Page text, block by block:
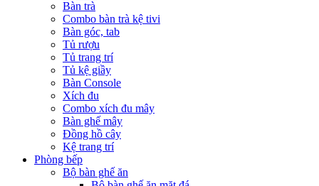
Bàn trà
Combo bàn trà kệ tivi
Bàn góc, tab
Tủ rượu
Tủ trang trí
Tủ kệ giầy
Bàn Console
Xích đu
Combo xích đu mây
Bàn ghế mây
Đồng hồ cây
Kệ trang trí
Phòng bếp
Bộ bàn ghế ăn